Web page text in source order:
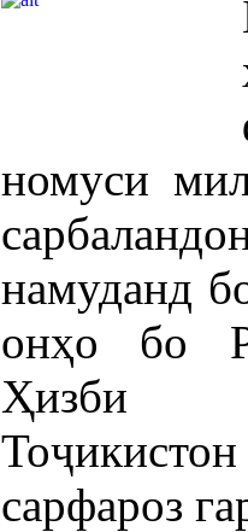
номуси
намуданд
онҳо бо
Ҳизби
сарфароз